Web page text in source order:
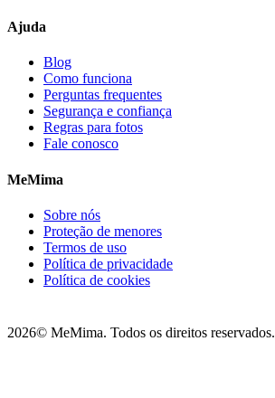
Ajuda
Blog
Como funciona
Perguntas frequentes
Segurança e confiança
Regras para fotos
Fale conosco
MeMima
Sobre nós
Proteção de menores
Termos de uso
Política de privacidade
Política de cookies
2026© MeMima. Todos os direitos reservados.